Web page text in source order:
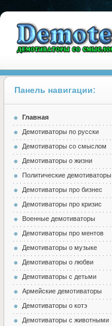
Demotes.ru
Панель навигации:
Главная
Демотиваторы по русски
Демотиваторы со смыслом
Демотиваторы о жизни
Политические демотиваторы
Демотиваторы про бизнес
Демотиваторы про кризис
Военные демотиваторы
Демотиваторы про ментов
Демотиваторы о музыке
Демотиваторы о любви
Демотиваторы с детьми
Армейские демотиваторы
Демотиваторы о котэ
Демотиваторы с животными